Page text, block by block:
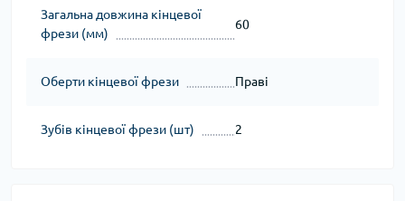
Загальна довжина кінцевої
фрези (мм)
60
Оберти кінцевої фрези Праві
Зубів кінцевої фрези (шт) 2